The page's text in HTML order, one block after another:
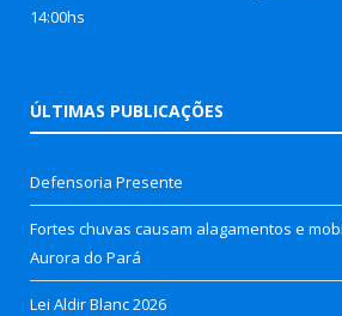
14:00hs
ÚLTIMAS PUBLICAÇÕES
Defensoria Presente
Fortes chuvas causam alagamentos e
Aurora do Pará
Lei Aldir Blanc 2026